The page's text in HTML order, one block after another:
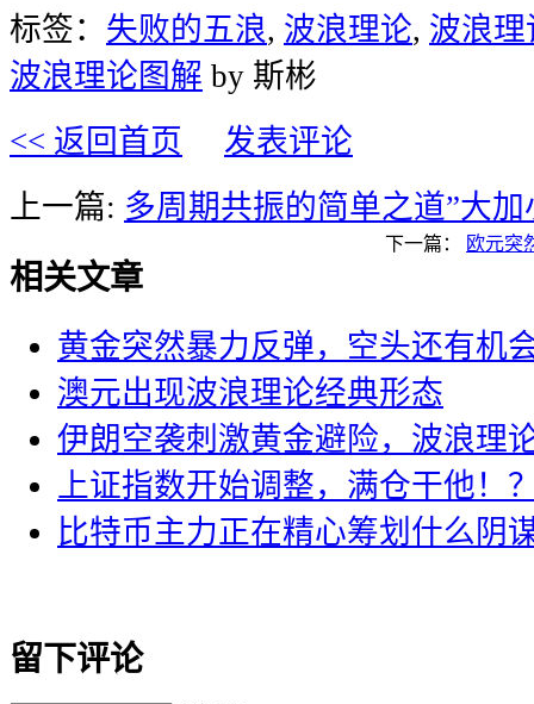
标签： 失败的五浪, 波浪理论, 波浪
波浪理论图解 by 斯彬
<< 返回首页
发表评论
上一篇: 多周期共振的简单之道”大加
下一篇： 欧元突
相关文章
黄金突然暴力反弹，空头还有机
澳元出现波浪理论经典形态
伊朗空袭刺激黄金避险，波浪理
上证指数开始调整，满仓干他！
比特币主力正在精心筹划什么阴
留下评论